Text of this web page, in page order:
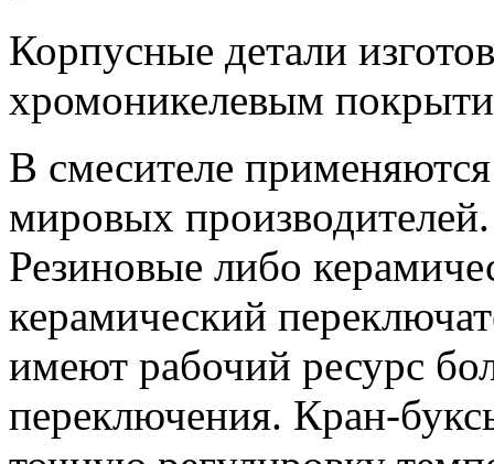
Корпусные детали
хромоникелевым
В смесителе
мировых производителей.
Резиновые либо
керамический
имеют рабочий ресурс
переключения. Кран-